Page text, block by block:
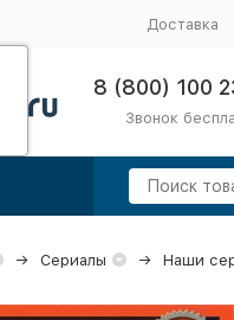
Доставка
8 (800) 100
Звонок
Сериалы Наши